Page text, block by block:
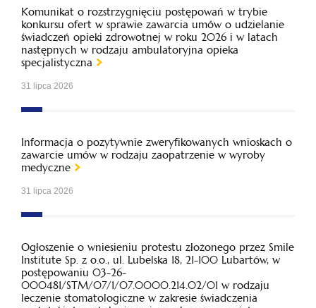
Komunikat o rozstrzygnięciu postępowań w trybie
konkursu ofert w sprawie zawarcia umów o udzielanie
świadczeń opieki zdrowotnej w roku 2026 i w latach
następnych w rodzaju ambulatoryjna opieka
specjalistyczna
31 lipca 2026
Informacja o pozytywnie zweryfikowanych wnioskach o
zawarcie umów w rodzaju zaopatrzenie w wyroby
medyczne
31 lipca 2026
Ogłoszenie o wniesieniu protestu złożonego przez Smile
Institute Sp. z o.o., ul. Lubelska 18, 21-100 Lubartów, w
postępowaniu 03-26-
000481/STM/07/1/07.0000.214.02/01 w rodzaju
leczenie stomatologiczne w zakresie świadczenia